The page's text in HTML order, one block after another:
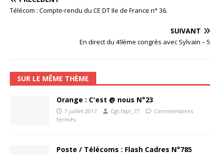
Télécom : Compte-rendu du CE DT Ile de France n° 36.
SUIVANT
En direct du 49ème congrès avec Sylvain – 5
SUR LE MÊME THÈME
Orange : C'est @ nous N°23
7 juillet 2017 Cgt-fapt_77
Commentaires
fermés
Poste / Télécoms : Flash Cadres N°785